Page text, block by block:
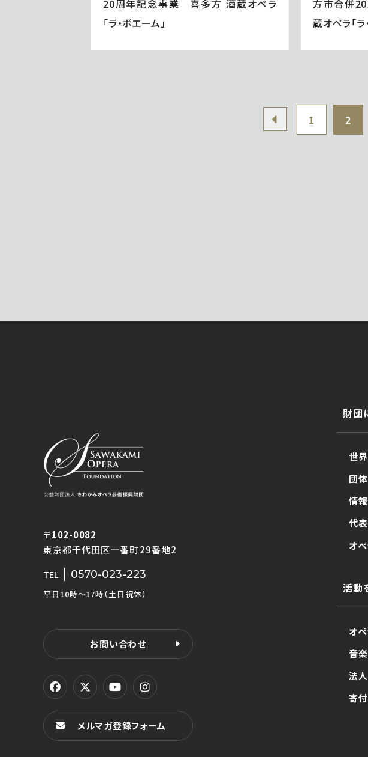
20周年記念事業 喜多方 酒蔵オペラ
「ラ・ボエーム」
方市合併
蔵オペラ「ラ
1 2
〒102-0082
東京都千代田区一番町29番地2
TEL 0570-023-223
平日10時〜17時（土日祝休）
お問い合わせ
メルマガ登録フォーム
財団
世
団
情
代
オ
活動
オ
音
法
寄